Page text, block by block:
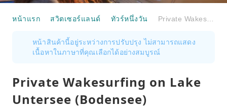
หน้าแรก สวิตเซอร์แลนด์ ทัวร์หนึ่งวัน
หน้าสินค้านี้อยู่ระหว่างการปรับปรุง ไม่สามารถแสดง
เนื้อหาในภาษาที่คุณเลือกได้อย่างสมบูรณ์
Private Wakesurfing on Lake
Untersee (Bodensee)